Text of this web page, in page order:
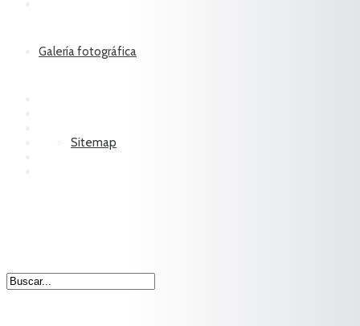
Galería fotográfica
Sitemap